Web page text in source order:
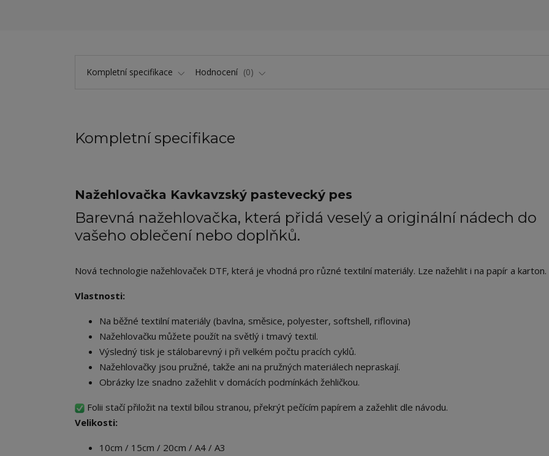
Kompletní specifikace Hodnocení 0
Kompletní specifikace
Nažehlovačka Kavkavzský pastevecký pes
Barevná nažehlovačka, která přidá veselý a originální nádech do
vašeho oblečení nebo doplňků.
Nová technologie nažehlovaček DTF, která je vhodná pro různé textilní materiály. Lze nažehlit i na papír a karton.
Vlastnosti:
Na běžné textilní materiály (bavlna, směsice, polyester, softshell, riflovina)
Nažehlovačku můžete použít na světlý i tmavý textil.
Výsledný tisk je stálobarevný i při velkém počtu pracích cyklů.
Nažehlovačky jsou pružné, takže ani na pružných materiálech nepraskají.
Obrázky lze snadno zažehlit v domácích podmínkách žehličkou.
Folii stačí přiložit na textil bílou stranou, překrýt pečícím papírem a zažehlit dle návodu.
Velikosti:
10cm / 15cm / 20cm / A4 / A3